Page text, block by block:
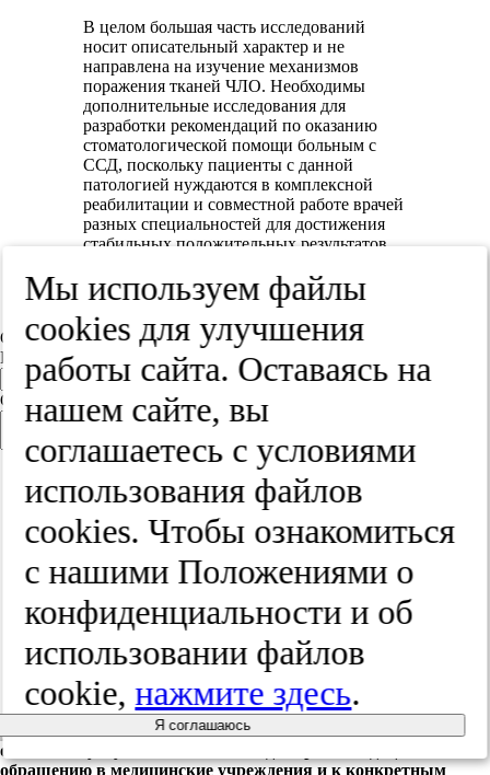
В целом большая часть исследований
носит описательный характер и не
направлена на изучение механизмов
поражения тканей ЧЛО. Необходимы
дополнительные исследования для
разработки рекомендаций по оказанию
стоматологической помощи больным с
ССД, поскольку пациенты с данной
патологией нуждаются в комплексной
реабилитации и совместной работе врачей
разных специальностей для достижения
стабильных положительных результатов.
Авторы заявляют об отсутствии
конфликта интересов.
Связаться с автором
Email
Сообщение
Соглашаюсь наобработку персональных данных в
соответствии со статьей 9 Федерального закона «О
персональных данных» от 27 июля 2006 года № 152-ФЗ».
Соглашаюсь c
политикой конфиденциальности.
Издательство "Медиа Сфера" не
оказывает услуги по лечению, не дает рекомендации по
обращению в медицинские учреждения и к конкретным
Мы используем файлы
cооkies для улучшения
работы сайта. Оставаясь на
нашем сайте, вы
соглашаетесь с условиями
использования файлов
cооkies. Чтобы ознакомиться
с нашими Положениями о
конфиденциальности и об
использовании файлов
cookie,нажмите здесь.
Я соглашаюсь